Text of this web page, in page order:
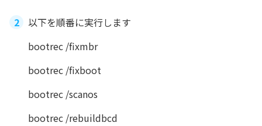
以下を順番に実行します
bootrec /fixmbr
bootrec /fixboot
bootrec /scanos
bootrec /rebuildbcd